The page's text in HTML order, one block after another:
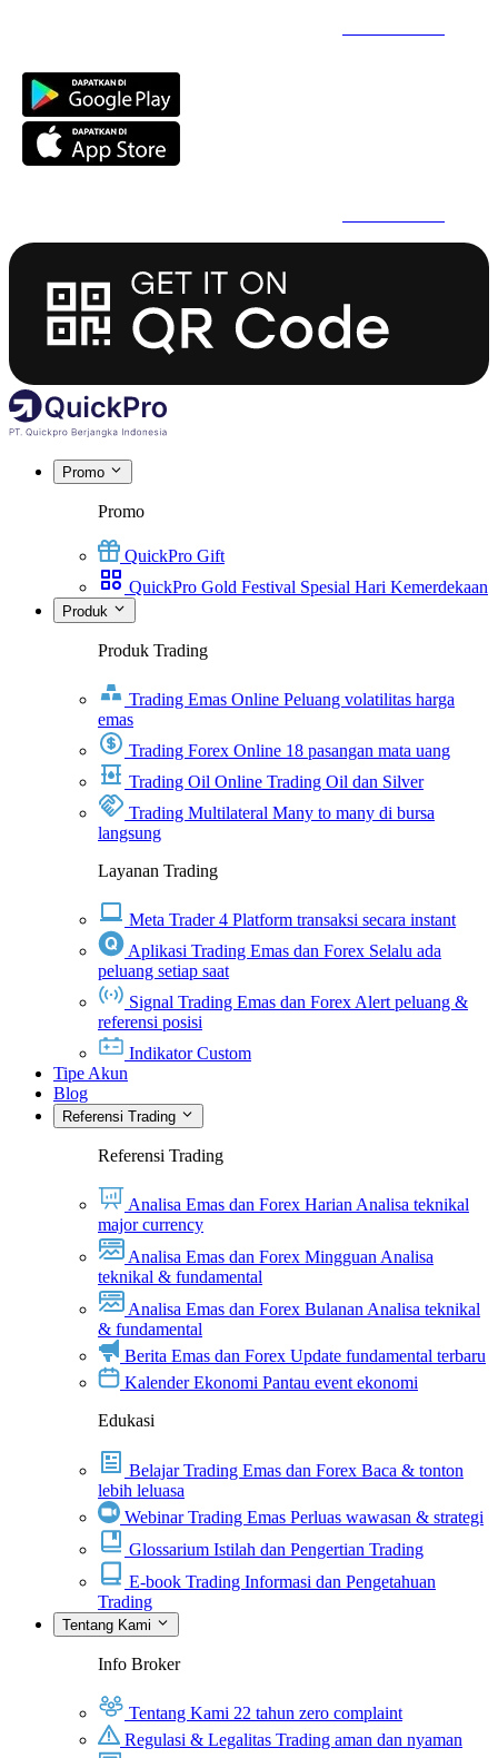
Promo
Promo
QuickPro Gift
QuickPro Gold Festival Spesial Hari Kemerdekaan
Produk
Produk Trading
Trading Emas Online Peluang volatilitas harga
emas
Trading Forex Online 18 pasangan mata uang
Trading Oil Online Trading Oil dan Silver
Trading Multilateral Many to many di bursa
langsung
Layanan Trading
Meta Trader 4 Platform transaksi secara instant
Aplikasi Trading Emas dan Forex Selalu ada
peluang setiap saat
Signal Trading Emas dan Forex Alert peluang &
referensi posisi
Indikator Custom
Tipe Akun
Blog
Referensi Trading
Referensi Trading
Analisa Emas dan Forex Harian Analisa teknikal
major currency
Analisa Emas dan Forex Mingguan Analisa
teknikal & fundamental
Analisa Emas dan Forex Bulanan Analisa teknikal
& fundamental
Berita Emas dan Forex Update fundamental terbaru
Kalender Ekonomi Pantau event ekonomi
Edukasi
Belajar Trading Emas dan Forex Baca & tonton
lebih leluasa
Webinar Trading Emas Perluas wawasan & strategi
Glossarium Istilah dan Pengertian Trading
E-book Trading Informasi dan Pengetahuan
Trading
Tentang Kami
Info Broker
Tentang Kami 22 tahun zero complaint
Regulasi & Legalitas Trading aman dan nyaman